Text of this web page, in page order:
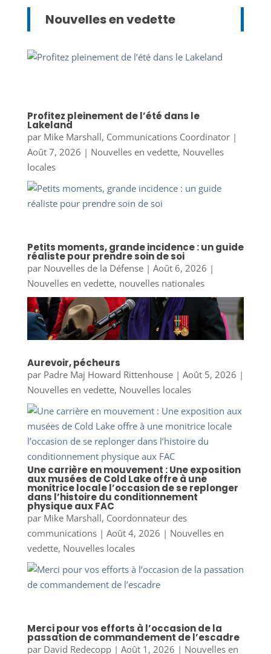
Nouvelles en vedette
Profitez pleinement de l’été dans le
Lakeland
par Mike Marshall, Communications Coordinator|
Août 7, 2026 | Nouvelles en vedette, Nouvelles
locales
Petits moments, grande incidence : un guide
réaliste pour prendre soin de soi
par Nouvelles de la Défense| Août 6, 2026 |
Nouvelles en vedette, nouvelles nationales
Aurevoir, pécheurs
par Padre Maj Howard Rittenhouse| Août 5, 2026 |
Nouvelles en vedette, Nouvelles locales
Une carrière en mouvement : Une exposition
aux musées de Cold Lake offre à une
monitrice locale l’occasion de se replonger
dans l’histoire du conditionnement
physique aux FAC
par Mike Marshall, Coordonnateur des
communications| Août 4, 2026 | Nouvelles en
vedette, Nouvelles locales
Merci pour vos efforts à l’occasion de la
passation de commandement de l’escadre
par David Redecopp| Août 1, 2026 | Nouvelles en